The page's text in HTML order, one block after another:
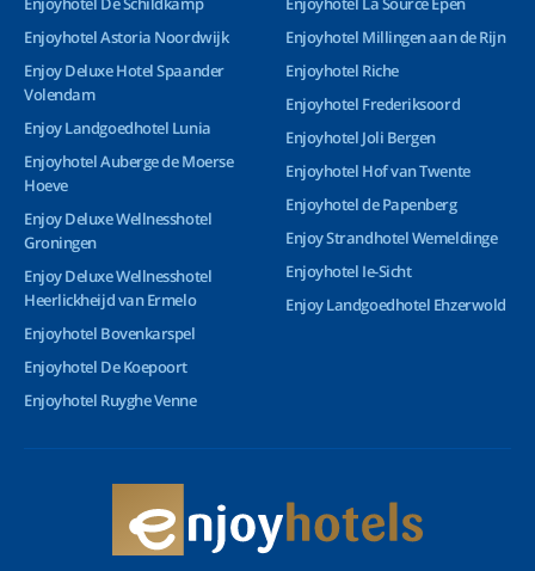
Enjoyhotel Astoria Noordwijk
Enjoy Deluxe Hotel Spaander
Volendam
Enjoy Landgoedhotel Lunia
Enjoyhotel Auberge de Moerse
Hoeve
Enjoy Deluxe Wellnesshotel
Groningen
Enjoy Deluxe Wellnesshotel
Heerlickheijd van Ermelo
Enjoyhotel Bovenkarspel
Enjoyhotel De Koepoort
Enjoyhotel Ruyghe Venne
Enjoyhotel Millingen aan de Rijn
Enjoyhotel Riche
Enjoyhotel Frederiksoord
Enjoyhotel Joli Bergen
Enjoyhotel Hof van Twente
Enjoyhotel de Papenberg
Enjoy Strandhotel Wemeldinge
Enjoyhotel Ie-Sicht
Enjoy Landgoedhotel Ehzerwold